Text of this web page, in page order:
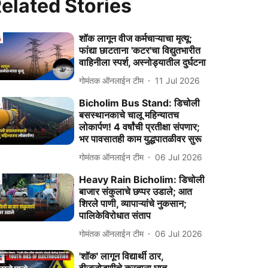
Stories
शॉक लागून वीज कर्मचाऱ्याचा मृत्‍यू;
फांद्या छाटताना 'कटर'चा विद्युतभारीत
वाहिनीला स्‍पर्श, अस्‍नोड्यातील दुर्घटना
गोमंतक ऑनलाईन टीम 11 Jul 2026
Bicholim Bus Stand: डिचोली
बसस्थानकाचे चालू महिन्‍यातच
लोकार्पण! 4 वर्षांची प्रतीक्षा संपणार;
भर पावसातही काम युद्धपातळीवर सुरू
गोमंतक ऑनलाईन टीम 06 Jul 2026
Heavy Rain Bicholim: डिचोली
बाजार संकुलाचे छप्पर उडाले; आत
शिरले पाणी, व्यापाऱ्यांचे नुकसान;
पालिकेविरोधात संताप
गोमंतक ऑनलाईन टीम 06 Jul 2026
'शॉक' लागून विद्यार्थी ठार,